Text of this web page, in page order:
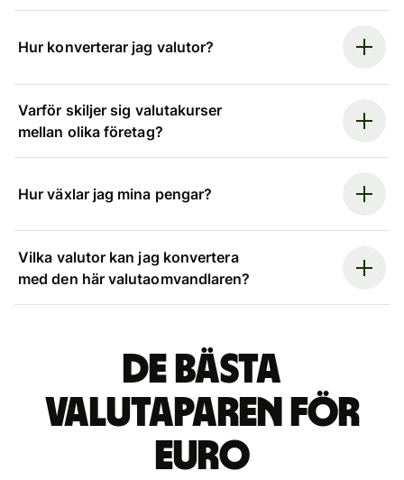
Hur konverterar jag valutor?
Varför skiljer sig valutakurser
mellan olika företag?
Hur växlar jag mina pengar?
Vilka valutor kan jag konvertera
med den här valutaomvandlaren?
De bästa
valutaparen för
euro